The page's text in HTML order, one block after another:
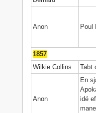
Anon Poul
1857
Wilkie Collins
Tabt
Anon
En
idé